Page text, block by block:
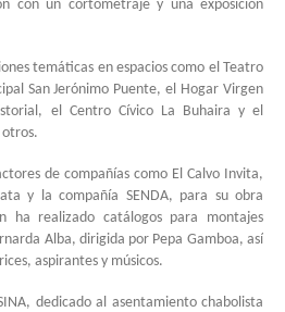
con un cortometraje y una exposición
temáticas en espacios como el Teatro
San Jerónimo Puente, el Hogar Virgen
el Centro Cívico La Buhaira y el
de compañías como El Calvo Invita,
y la compañía SENDA, para su obra
ha realizado catálogos para montajes
Alba, dirigida por Pepa Gamboa, así
aspirantes y músicos.
dedicado al asentamiento chabolista